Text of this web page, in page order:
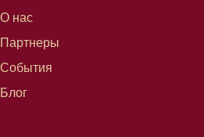
О нас
Партнеры
События
Блог